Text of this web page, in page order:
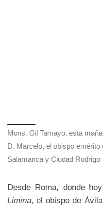
Mons. Gil Tamayo, esta
D. Marcelo, el obispo emérito
Salamanca y Ciudad Rodrigo
Desde Roma, donde
Limina, el obispo de